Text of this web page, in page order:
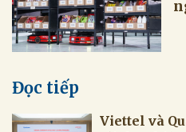
Đọc tiếp
Viettel và